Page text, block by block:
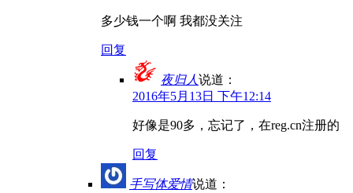
多少钱一个啊 我都没关注
回复
夜归人说道：
2016年5月13日 下午12:14
好像是90多，忘记了，在reg.cn注册的
回复
手写体爱情说道：